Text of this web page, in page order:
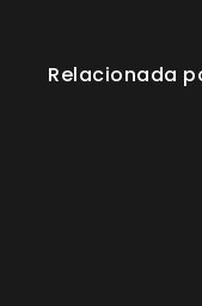
Relacionada